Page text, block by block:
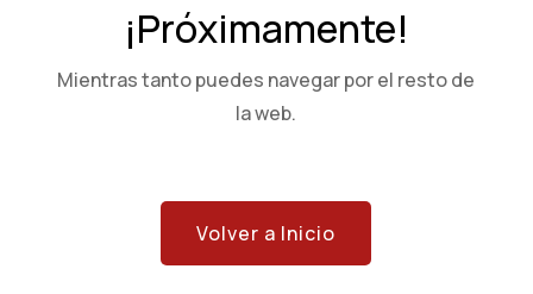
¡Próximamente!
Mientras tanto puedes navegar por el resto de
la web.
Volver a Inicio